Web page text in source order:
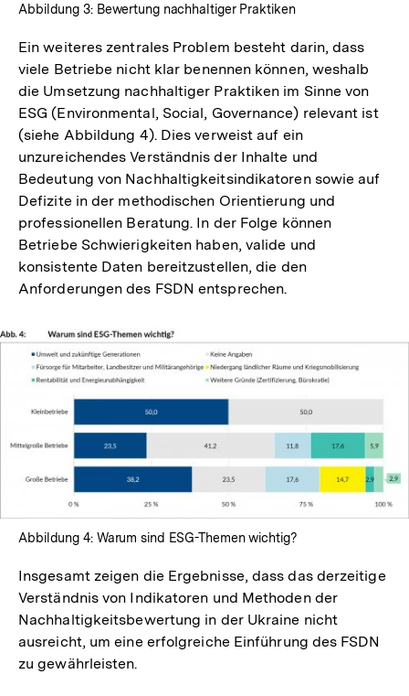
Abbildung 3: Bewertung nachhaltiger Praktiken
Ein weiteres zentrales Problem besteht darin, dass
viele Betriebe nicht klar benennen können, weshalb
die Umsetzung nachhaltiger Praktiken im Sinne von
ESG (Environmental, Social, Governance) relevant ist
(siehe Abbildung 4). Dies verweist auf ein
unzureichendes Verständnis der Inhalte und
Bedeutung von Nachhaltigkeitsindikatoren sowie auf
Defizite in der methodischen Orientierung und
professionellen Beratung. In der Folge können
Betriebe Schwierigkeiten haben, valide und
konsistente Daten bereitzustellen, die den
Anforderungen des FSDN entsprechen.
Abbildung 4: Warum sind ESG-Themen wichtig?
Insgesamt zeigen die Ergebnisse, dass das derzeitige
Verständnis von Indikatoren und Methoden der
Nachhaltigkeitsbewertung in der Ukraine nicht
ausreicht, um eine erfolgreiche Einführung des FSDN
zu gewährleisten.